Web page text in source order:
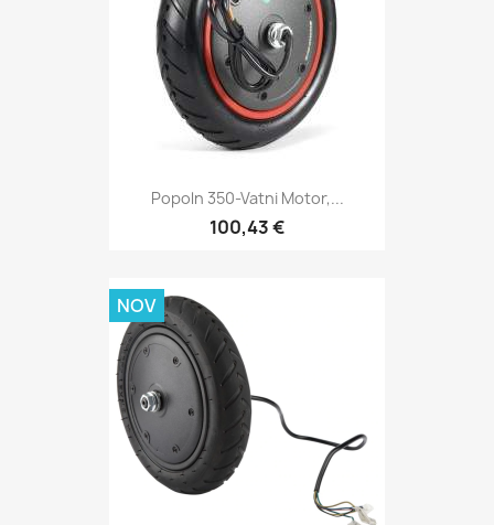
Popoln 350-Vatni Motor,...
100,43 €
NOV